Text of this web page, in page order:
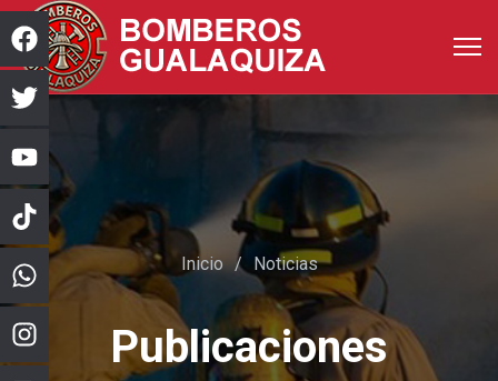
Publicaciones
Inicio Noticias